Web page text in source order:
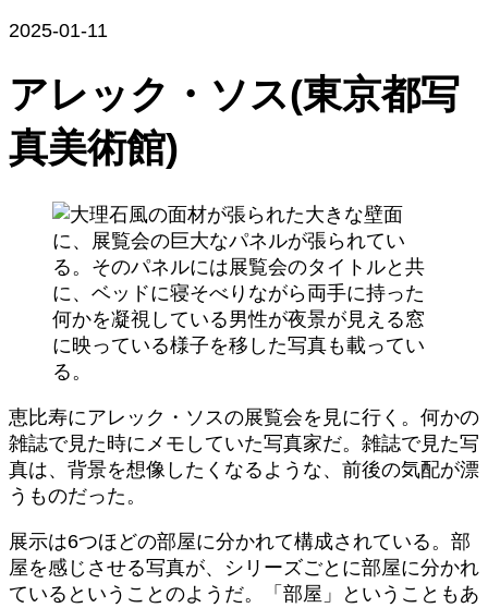
2025-01-11
アレック・ソス(東京都写
真美術館)
恵比寿にアレック・ソスの展覧会を見に行く。何かの
雑誌で見た時にメモしていた写真家だ。雑誌で見た写
真は、背景を想像したくなるような、前後の気配が漂
うものだった。
展示は6つほどの部屋に分かれて構成されている。部
屋を感じさせる写真が、シリーズごとに部屋に分かれ
ているということのようだ。「部屋」ということもあ